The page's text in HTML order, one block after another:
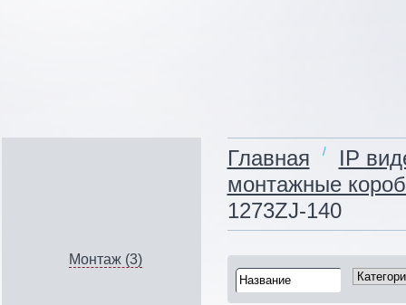
Монтаж (3)
Главная /
IP
монтажные
1273ZJ-140